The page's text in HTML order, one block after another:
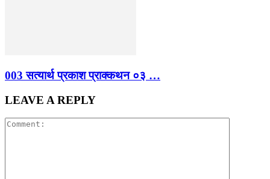
003 सत्यार्थ प्रकाश प्राक्कथन ०३ …
LEAVE A REPLY